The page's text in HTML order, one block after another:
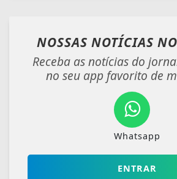
NOSSAS NOTÍCIAS
Receba as notícias do
no seu app favorito de
Whatsapp
ENTRAR